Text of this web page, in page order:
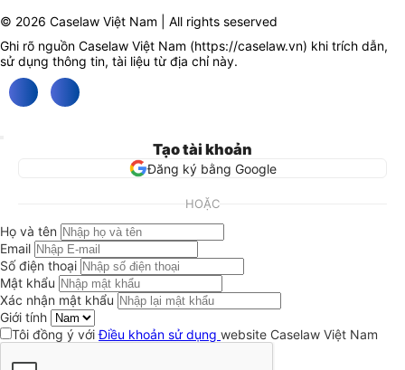
© 2026 Caselaw Việt Nam | All rights seserved
Ghi rõ nguồn Caselaw Việt Nam (https://caselaw.vn) khi trích dẫn,
sử dụng thông tin, tài liệu từ địa chỉ này.
Tạo tài khoản
Đăng ký bằng Google
HOẶC
Họ và tên
Email
Số điện thoại
Mật khẩu
Xác nhận mật khẩu
Giới tính
Tôi đồng ý vớiĐiều khoản sử dụng website Caselaw Việt Nam